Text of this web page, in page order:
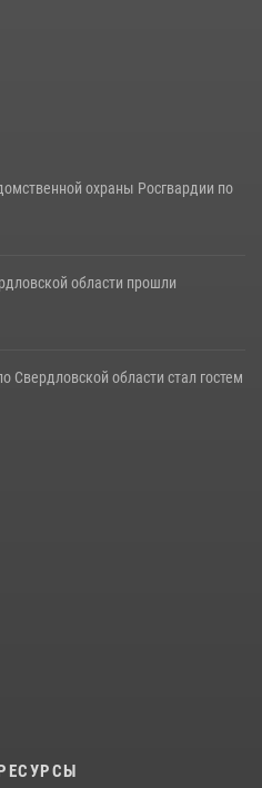
охраны Росгвардии по
области прошли
Свердловской области стал гостем